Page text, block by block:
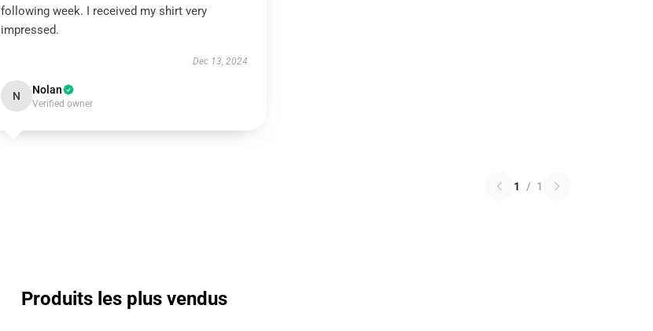
following week. I received my shirt very
impressed.
Dec 13, 2024
N Nolan
Verified owner
1 / 1
Produits les plus vendus